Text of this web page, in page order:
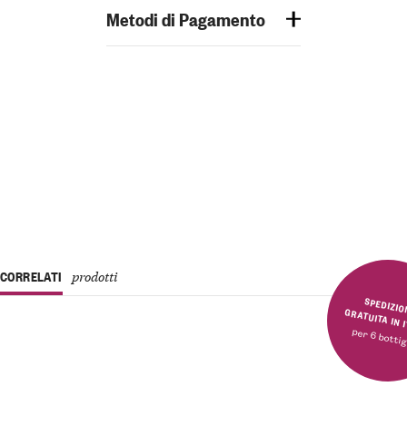
Metodi di Pagamento
SPEDIZIONE
per 6
CORRELATI prodotti